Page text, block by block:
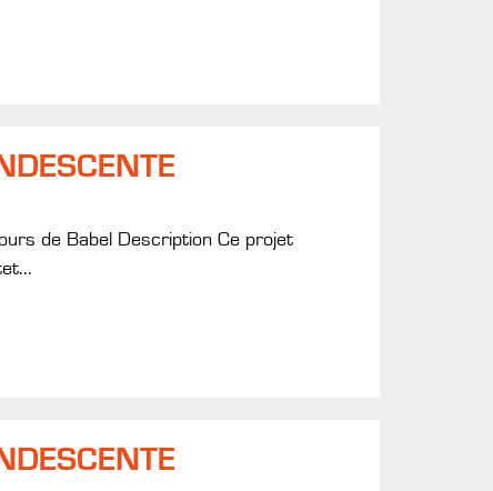
de Babel Description Ce projet